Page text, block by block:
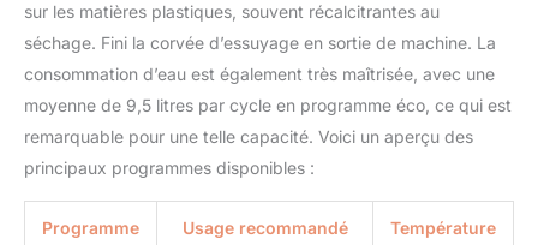
sur les matières plastiques, souvent récalcitrantes au
séchage. Fini la corvée d’essuyage en sortie de machine. La
consommation d’eau est également très maîtrisée, avec une
moyenne de 9,5 litres par cycle en programme éco, ce qui est
remarquable pour une telle capacité. Voici un aperçu des
principaux programmes disponibles :
Programme Usage recommandé Température